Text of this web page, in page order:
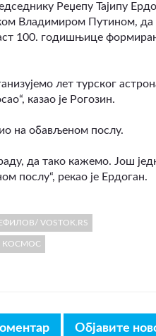
Реџепу Тајипу
Владимиром Путином,
100. годишњице
лет турског
казао је Рогозин.
на обављеном послу.
да тако кажемо. Још
послу“, рекао је Ердоган.
VOSTOK.RS
КОСМОС
Објавите